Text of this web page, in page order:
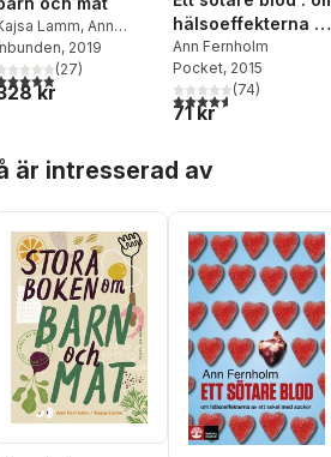
röster:
Lamm, Ann
, 2019
utav 5 stjärnor. Totalt antal röster:
(27)
kr
hälsoeffekterna
ett sekel med
socker
Ann Fernholm
Pocket, 2015
4,6utav 5 stjärnor.
(74)
71 kr
är intresserad av